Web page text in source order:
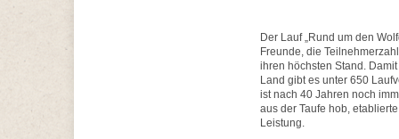
Der Lauf „Rund um den
Freunde, die
ihren höchsten Stand.
Land gibt es unter 650
ist nach 40 Jahren noch
aus der Taufe hob,
Leistung.